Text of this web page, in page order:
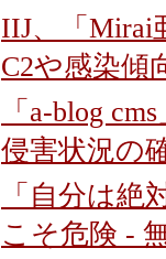
IIJ、「Mirai
C2や感染傾
「a-blog
侵害状況の
「自分は
こそ危険 -